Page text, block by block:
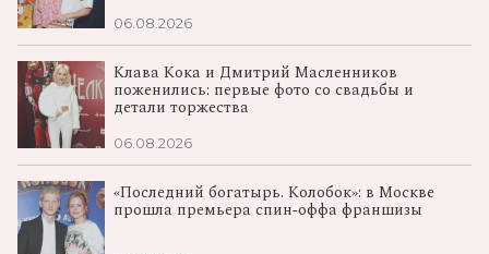
06.08.2026
Клава Кока и Дмитрий Масленников
поженились: первые фото со свадьбы и
детали торжества
06.08.2026
«Последний богатырь. Колобок»: в Москве
прошла премьера спин‑оффа франшизы